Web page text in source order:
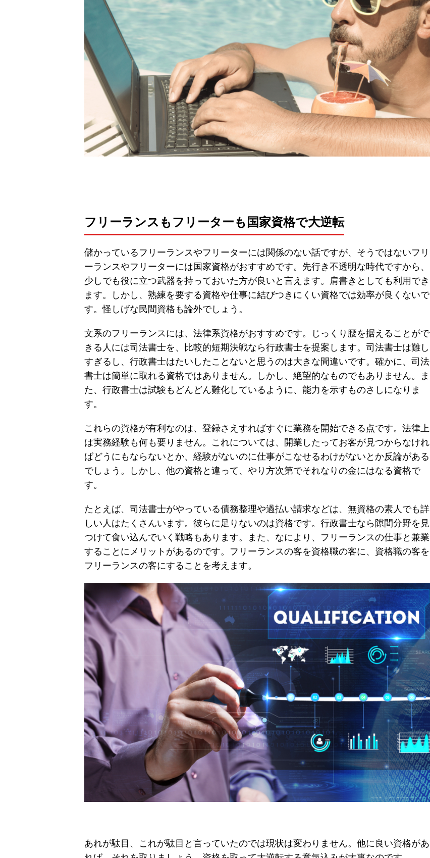
フリーランスもフリーターも国家資格で大逆転
儲かっているフリーランスやフリーターには関係のない話ですが、そうではないフリ
ーランスやフリーターには国家資格がおすすめです。先行き不透明な時代ですから、
少しでも役に立つ武器を持っておいた方が良いと言えます。肩書きとしても利用でき
ます。しかし、熟練を要する資格や仕事に結びつきにくい資格では効率が良くないで
す。怪しげな民間資格も論外でしょう。
文系のフリーランスには、法律系資格がおすすめです。じっくり腰を据えることがで
きる人には司法書士を、比較的短期決戦なら行政書士を提案します。司法書士は難し
すぎるし、行政書士はたいしたことないと思うのは大きな間違いです。確かに、司法
書士は簡単に取れる資格ではありません。しかし、絶望的なものでもありません。ま
た、行政書士は試験もどんどん難化しているように、能力を示すものさしになりま
す。
これらの資格が有利なのは、登録さえすればすぐに業務を開始できる点です。法律上
は実務経験も何も要りません。これについては、開業したってお客が見つからなけれ
ばどうにもならないとか、経験がないのに仕事がこなせるわけがないとか反論がある
でしょう。しかし、他の資格と違って、やり方次第でそれなりの金にはなる資格で
す。
たとえば、司法書士がやっている債務整理や過払い請求などは、無資格の素人でも詳
しい人はたくさんいます。彼らに足りないのは資格です。行政書士なら隙間分野を見
つけて食い込んでいく戦略もあります。また、なにより、フリーランスの仕事と兼業
することにメリットがあるのです。フリーランスの客を資格職の客に、資格職の客を
フリーランスの客にすることを考えます。
あれが駄目、これが駄目と言っていたのでは現状は変わりません。他に良い資格があ